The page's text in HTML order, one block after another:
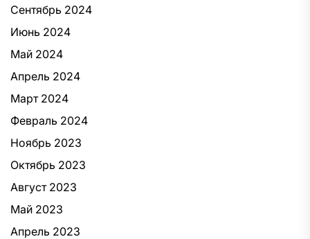
Сентябрь 2024
Июнь 2024
Май 2024
Апрель 2024
Март 2024
Февраль 2024
Ноябрь 2023
Октябрь 2023
Август 2023
Май 2023
Апрель 2023